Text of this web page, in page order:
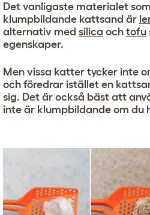
Det vanligaste materialet
klumpbildande kattsand är
alternativ med silica och tofu
egenskaper.
Men vissa katter tycker inte
och föredrar istället en
sig. Det är också bäst att
inte är klumpbildande om du